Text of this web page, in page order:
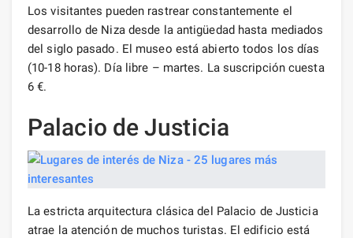
Los visitantes pueden rastrear constantemente el
desarrollo de Niza desde la antigüedad hasta mediados
del siglo pasado. El museo está abierto todos los días
(10-18 horas). Día libre – martes. La suscripción cuesta
6 €.
Palacio de Justicia
La estricta arquitectura clásica del Palacio de Justicia
atrae la atención de muchos turistas. El edificio está